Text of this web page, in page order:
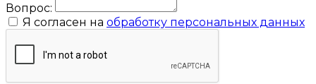
Вопрос:
Я согласен на обработку персональных данных